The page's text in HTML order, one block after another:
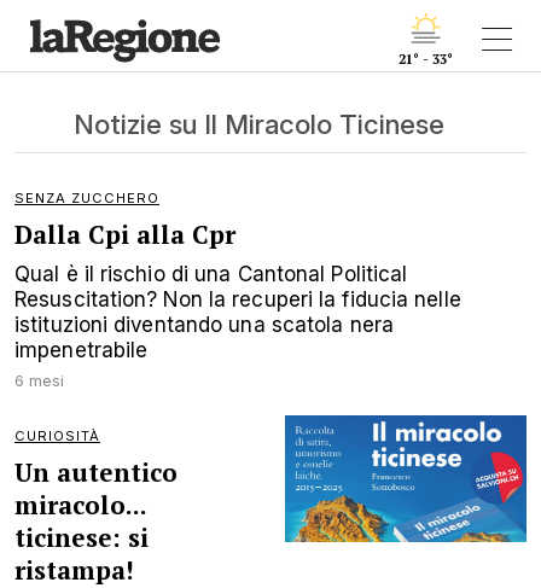
21° - 33°
Notizie su Il Miracolo Ticinese
SENZA ZUCCHERO
Dalla Cpi alla Cpr
Qual è il rischio di una Cantonal Political
Resuscitation? Non la recuperi la fiducia nelle
istituzioni diventando una scatola nera
impenetrabile
6 mesi
CURIOSITÀ
Un autentico
miracolo...
ticinese: si
ristampa!